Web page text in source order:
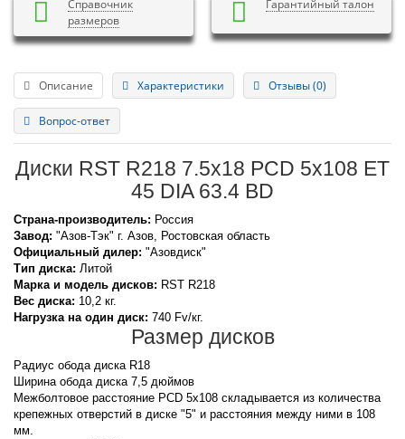
Справочник
размеров
Гарантийный талон
Описание Характеристики Отзывы (0)
Вопрос-ответ
Диски RST R218 7.5x18 PCD 5x108 ET
45 DIA 63.4 BD
Страна-производитель: Россия
Завод: "Азов-Тэк" г. Азов, Ростовская область
Официальный дилер: "Азовдиск"
Тип диска: Литой
Марка и модель дисков: RST R218
Вес диска: 10,2 кг.
Нагрузка на один диск: 740 Fv/кг.
Размер дисков
Радиус обода диска R18
Ширина обода диска 7,5 дюймов
Межболтовое расстояние PCD 5x108 складывается из количества
крепежных отверстий в диске "5" и расстояния между ними в 108
мм.